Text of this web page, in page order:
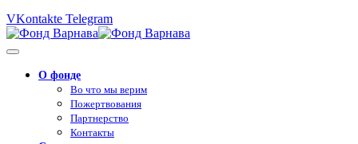
VKontakte Telegram
О фонде
Во что мы верим
Пожертвования
Партнерство
Контакты